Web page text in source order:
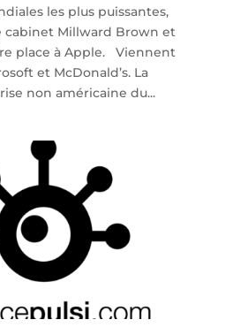
les plus puissantes,
cabinet Millward Brown et
place à Apple. Viennent
et McDonald’s. La
non américaine du...